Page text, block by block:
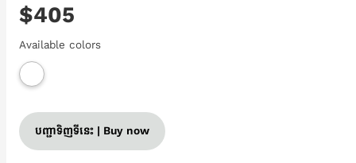
$405
Available colors
បញ្ជាទិញទីនេះ | Buy now